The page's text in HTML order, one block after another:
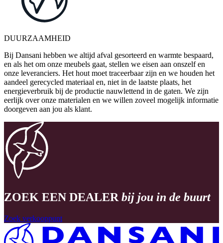
DUURZAAMHEID
Bij Dansani hebben we altijd afval gesorteerd en warmte bespaard,
en als het om onze meubels gaat, stellen we eisen aan onszelf en
onze leveranciers. Het hout moet traceerbaar zijn en we houden het
aandeel gerecycled materiaal en, niet in de laatste plaats, het
energieverbruik bij de productie nauwlettend in de gaten. We zijn
eerlijk over onze materialen en we willen zoveel mogelijk informatie
doorgeven aan jou als klant.
ZOEK EEN DEALER bij jou in de buurt
Zoek verkooppunt